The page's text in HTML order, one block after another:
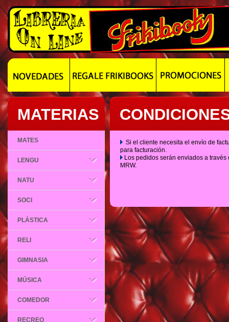
MATERIAS
MATES
LENGU
NATU
SOCI
PLÁSTICA
RELI
GIMNASIA
MÚSICA
COMEDOR
RECREO
Si el cliente necesita el envío de
para facturación.
Los pedidos serán enviados a
MRW.